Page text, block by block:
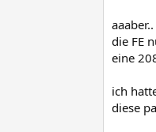
die FE
eine
ich
diese